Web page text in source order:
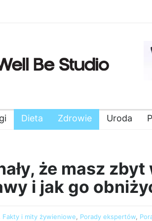
Dieta Zdrowie Uroda
że masz
i jak go
Fakty i mity żywieniowe Porady ekspertów